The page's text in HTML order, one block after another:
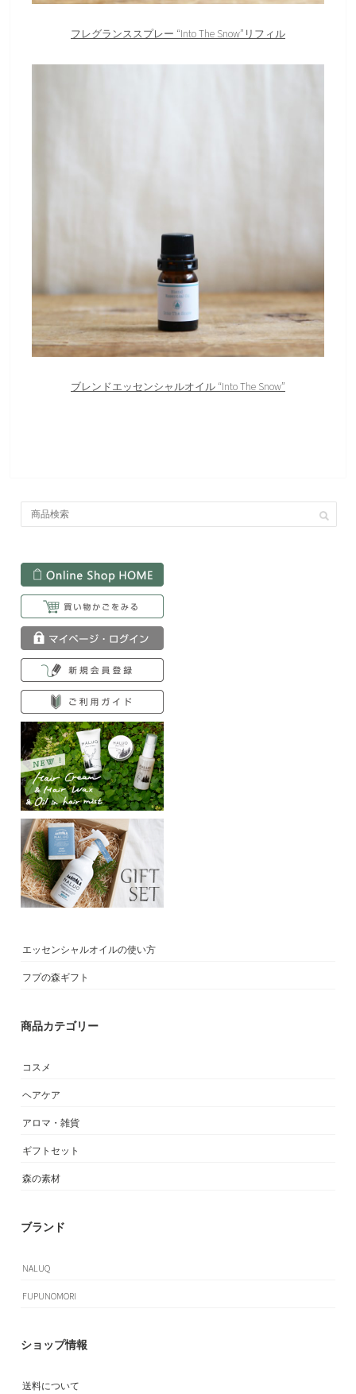
フレグランススプレー “Into The Snow”リフィル
ブレンドエッセンシャルオイル “Into The Snow”
エッセンシャルオイルの使い方
フプの森ギフト
商品カテゴリー
コスメ
ヘアケア
アロマ・雑貨
ギフトセット
森の素材
ブランド
NALUQ
FUPUNOMORI
ショップ情報
送料について